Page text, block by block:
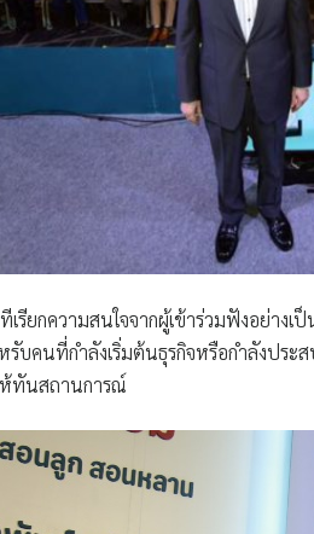
รียกความสนใจจากผู้เข้าร่วมฟังอย่าง
บคนที่กำลังเริ่มต้นธุรกิจหรือกำลังปร
ห้ทันสถานการณ์